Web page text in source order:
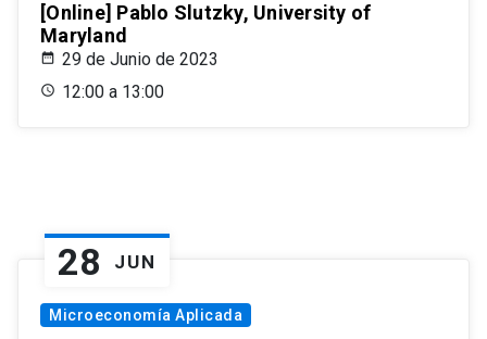
[Online] Pablo Slutzky, University of
Maryland
29 de Junio de 2023
12:00 a 13:00
28 JUN
Microeconomía Aplicada